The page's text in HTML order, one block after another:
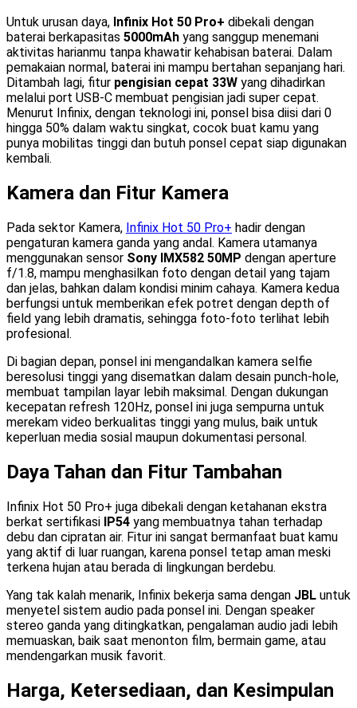
Untuk urusan daya, Infinix Hot 50 Pro+ dibekali dengan
baterai berkapasitas 5000mAh yang sanggup menemani
aktivitas harianmu tanpa khawatir kehabisan baterai. Dalam
pemakaian normal, baterai ini mampu bertahan sepanjang hari.
Ditambah lagi, fitur pengisian cepat 33W yang dihadirkan
melalui port USB-C membuat pengisian jadi super cepat.
Menurut Infinix, dengan teknologi ini, ponsel bisa diisi dari 0
hingga 50% dalam waktu singkat, cocok buat kamu yang
punya mobilitas tinggi dan butuh ponsel cepat siap digunakan
kembali.
Kamera dan Fitur Kamera
Pada sektor Kamera, Infinix Hot 50 Pro+ hadir dengan
pengaturan kamera ganda yang andal. Kamera utamanya
menggunakan sensor Sony IMX582 50MP dengan aperture
f/1.8, mampu menghasilkan foto dengan detail yang tajam
dan jelas, bahkan dalam kondisi minim cahaya. Kamera kedua
berfungsi untuk memberikan efek potret dengan depth of
field yang lebih dramatis, sehingga foto-foto terlihat lebih
profesional.
Di bagian depan, ponsel ini mengandalkan kamera selfie
beresolusi tinggi yang disematkan dalam desain punch-hole,
membuat tampilan layar lebih maksimal. Dengan dukungan
kecepatan refresh 120Hz, ponsel ini juga sempurna untuk
merekam video berkualitas tinggi yang mulus, baik untuk
keperluan media sosial maupun dokumentasi personal.
Daya Tahan dan Fitur Tambahan
Infinix Hot 50 Pro+ juga dibekali dengan ketahanan ekstra
berkat sertifikasi IP54 yang membuatnya tahan terhadap
debu dan cipratan air. Fitur ini sangat bermanfaat buat kamu
yang aktif di luar ruangan, karena ponsel tetap aman meski
terkena hujan atau berada di lingkungan berdebu.
Yang tak kalah menarik, Infinix bekerja sama dengan JBL untuk
menyetel sistem audio pada ponsel ini. Dengan speaker
stereo ganda yang ditingkatkan, pengalaman audio jadi lebih
memuaskan, baik saat menonton film, bermain game, atau
mendengarkan musik favorit.
Harga, Ketersediaan, dan Kesimpulan